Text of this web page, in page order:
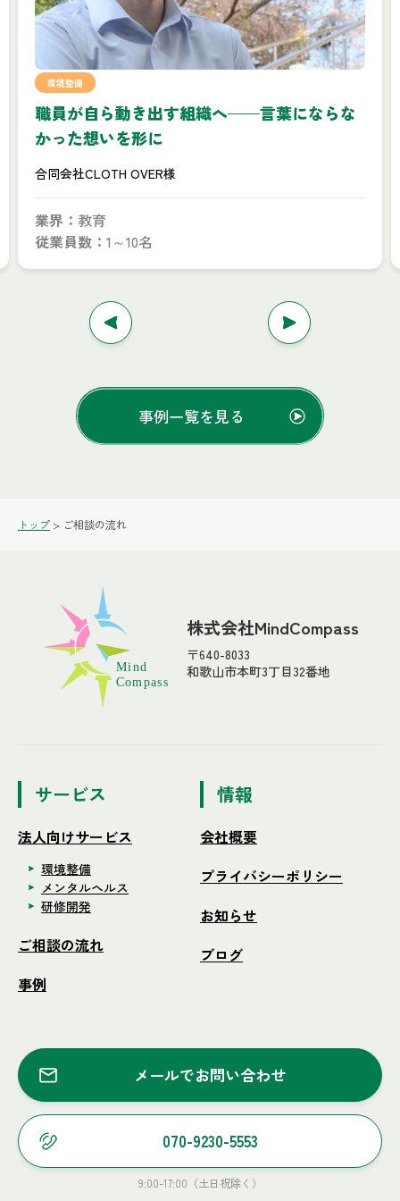
環境整備
職員が自ら動き出す組織へ——言葉にならな
かった想いを形に
合同会社CLOTH OVER様
業界： 教育
従業員数： 1～10名
事例一覧を見る
トップ > ご相談の流れ
株式会社MindCompass
〒640-8033
和歌山市本町3丁目32番地
サービス
法人向けサービス
環境整備
メンタルヘルス
研修開発
ご相談の流れ
事例
情報
会社概要
プライバシーポリシー
お知らせ
ブログ
メールでお問い合わせ
070-9230-5553
9:00-17:00（土日祝除く）